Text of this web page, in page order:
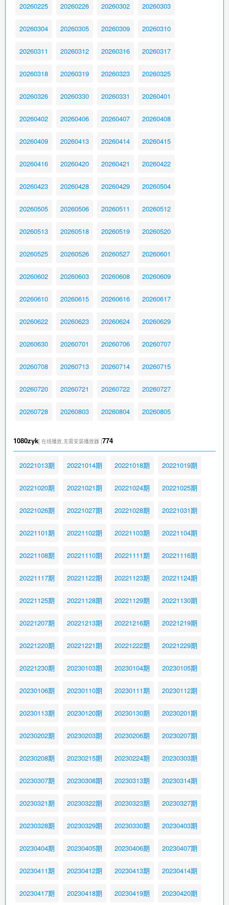
20260225 20260226 20260302 20260303
20260304 20260305 20260309 20260310
20260311 20260312 20260316 20260317
20260318 20260319 20260323 20260325
20260326 20260330 20260331 20260401
20260402 20260406 20260407 20260408
20260409 20260413 20260414 20260415
20260416 20260420 20260421 20260422
20260423 20260428 20260429 20260504
20260505 20260506 20260511 20260512
20260513 20260518 20260519 20260520
20260525 20260526 20260527 20260601
20260602 20260603 20260608 20260609
20260610 20260615 20260616 20260617
20260622 20260623 20260624 20260629
20260630 20260701 20260706 20260707
20260708 20260713 20260714 20260715
20260720 20260721 20260722 20260727
20260728 20260803 20260804 20260805
1080zyk[ 在线播放,无需安装播放器 ]774
20221013期 20221014期 20221018期 20221019期
20221020期 20221021期 20221024期 20221025期
20221026期 20221027期 20221028期 20221031期
20221101期 20221102期 20221103期 20221104期
20221108期 20221110期 20221111期 20221116期
20221117期 20221122期 20221123期 20221124期
20221125期 20221128期 20221129期 20221130期
20221207期 20221213期 20221216期 20221219期
20221220期 20221221期 20221222期 20221229期
20221230期 20230103期 20230104期 20230105期
20230106期 20230110期 20230111期 20230112期
20230113期 20230120期 20230130期 20230201期
20230202期 20230203期 20230206期 20230207期
20230208期 20230215期 20230224期 20230303期
20230307期 20230308期 20230313期 20230314期
20230321期 20230322期 20230323期 20230327期
20230328期 20230329期 20230330期 20230403期
20230404期 20230405期 20230406期 20230407期
20230411期 20230412期 20230413期 20230414期
20230417期 20230418期 20230419期 20230420期